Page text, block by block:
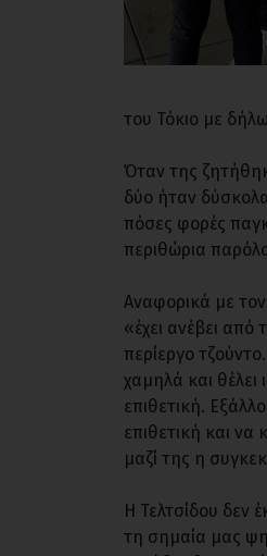
του Τόκιο με
Όταν της
δύο ήταν
πόσες φορές
περιθώρια
Αναφορικά με
«έχει ανέβει από
περίεργο
χαμηλά και θέλει
επιθετική.
επιθετική και να
μαζί της η
Η Τελτσίδου δεν
τη σημαία μας